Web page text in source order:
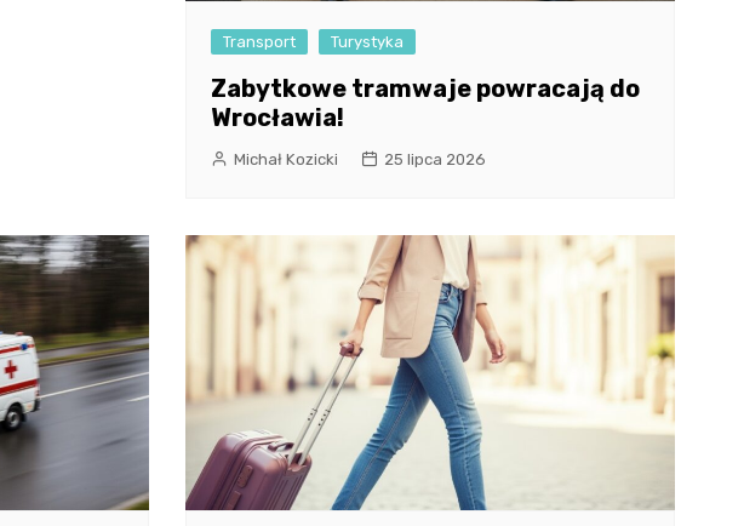
Transport Turystyka
Zabytkowe tramwaje powracają do
Wrocławia!
Michał Kozicki 25 lipca 2026